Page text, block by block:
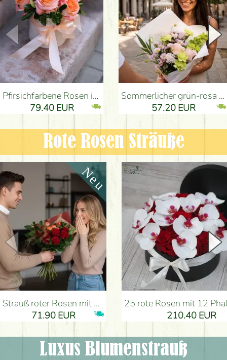
Pfirsichfarbene Rosen in einer eleganten plüsch Zylinderbox (9 Stiele) - Blumenlieferung Budapest
79.40 EUR
Sommerlicher grün-rosa Strauß mit Nelken, Santini, Rosen und kleinen Blüten (12 Stiele) - Blumenlieferung Budapest
57.20 EUR
Rote Rosen Sträuße
Strauß roter Rosen mit Anthurium - Blumenlieferung Budapest
71.90 EUR
25 rote Rosen mit 12 Phalaenopsis-Orchideen, in einer Box -
210.40 EUR
Luxus Blumenstrauß